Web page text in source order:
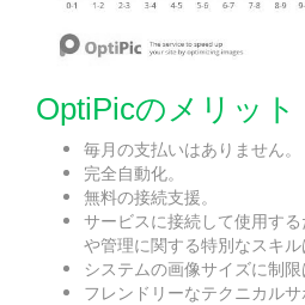
OptiPicのメリット
毎月の支払いはありません。
完全自動化。
無料の接続支援。
サービスに接続して使用す
や管理に関する特別なスキル
システムの画像サイズに制限
フレンドリーなテクニカルサ